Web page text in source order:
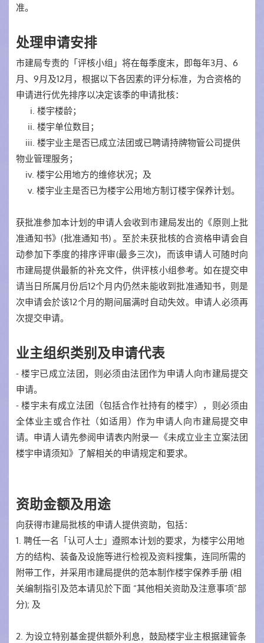
准。
处理申请安排
市建局专责的「评核小组」将在每季度末，即每年3月、6
月、9月及12月，根据以下各因素的评分标准，为合资格的
申请进行优先排序以决定该季的申请批核：
i. 楼宇楼龄；
ii. 楼宇单位数目；
iii. 楼宇业主是否已成立法团或已聘请持牌物管公司提供
物业管理服务；
iv. 楼宇公用地方的维修状况；及
v. 楼宇业主是否已为楼宇公用地方制订楼宇保养计划。
获批准参加本计划的申请人会收到市建局发出的《原则上批
准通知书》(批准通知书) 。至於未获批核的合资格申请会自
动参加下季度的排序评审(最多三次)，而该申请人可随时向
市建局提供最新的补充文件，供评核小组参考。如在提交申
请当日所属月份后12个月内仍然未能收到批准通知书，则是
次申请会於该12个月的期间届满时自动失效。申请人必须再
次提交申请。
业主组织类别及申请代表
- 楼宇已成立法团，则必须由法团作为申请人向市建局提交
申请。
- 楼宇未有成立法团（包括合作社持有的楼宇），则必须由
全体业主或合作社（如适用）作为申请人向市建局提交申
请。申请人请先参阅申请表内附录一《未成立业主立案法团
楼宇申请须知》了解相关的申请规定和要求。
资助金额及用途
向获得市建局批核的申请人提供资助，包括：
1. 聘任一名「认可人士」遵照本计划的要求，为楼宇公用地
方的结构、装备及设施等进行检视及资料搜集，连同所需的
附带工作，并采用市建局提供的范本制作楼宇保养手册 (相
关编制指引及范本请见於下面 “其他相关资助及注意事项”部
分); 及
2. 为设立特别基金提供额外利息，鼓励楼宇业主根据建管条